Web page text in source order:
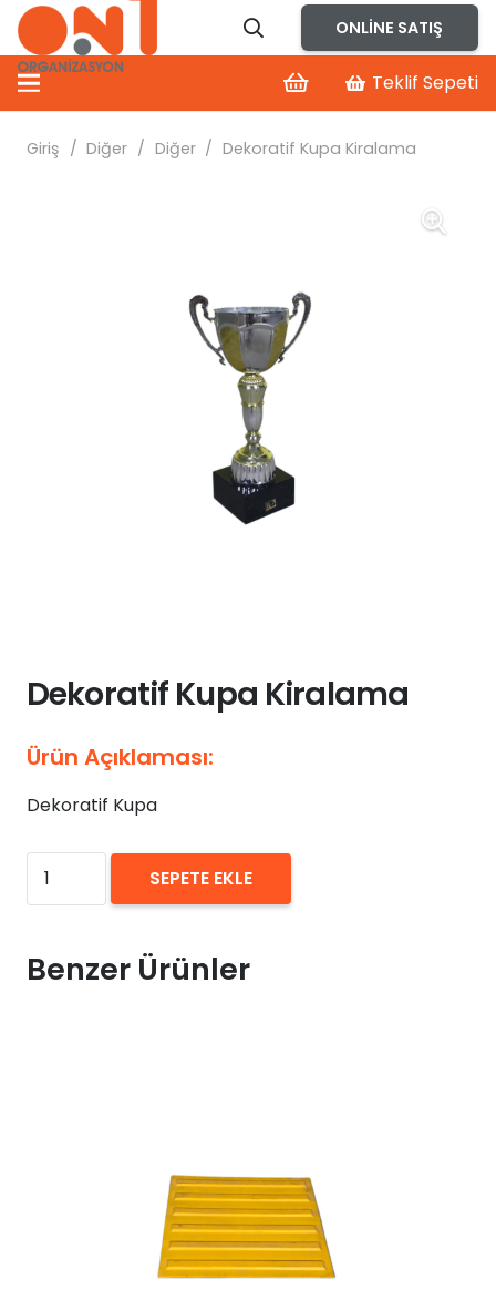
ONLINE SATIŞ
Teklif Sepeti
Giriş / Diğer / Diğer / Dekoratif Kupa Kiralama
Dekoratif Kupa Kiralama
Ürün Açıklaması:
Dekoratif Kupa
₺0,00
Dekoratif
Kupa
adet
SEPETE EKLE
Benzer Ürünler